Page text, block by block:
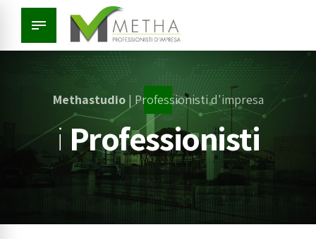
Methastudio| Professionisti d'impresa
iProfessionisti